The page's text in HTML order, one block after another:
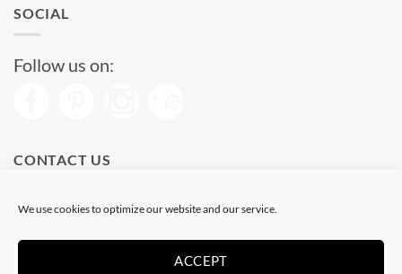
We use cookies to optimize our website and our service.
ACCEPT
SOCIAL
Follow us on:
CONTACT US
Phone: (+34) 93 513 04 65